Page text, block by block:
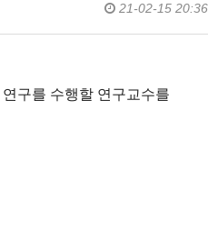
21-02-15 20:36
구를 수행할 연구교수를